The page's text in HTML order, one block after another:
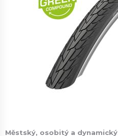
Městský, osobitý a dynamický